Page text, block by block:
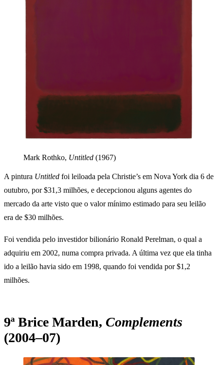
Mark Rothko, Untitled (1967)
A pintura Untitled foi leiloada pela Christie’s em Nova York dia 6 de
outubro, por $31,3 milhões, e decepcionou alguns agentes do
mercado da arte visto que o valor mínimo estimado para seu leilão
era de $30 milhões.
Foi vendida pelo investidor bilionário Ronald Perelman, o qual a
adquiriu em 2002, numa compra privada. A última vez que ela tinha
ido a leilão havia sido em 1998, quando foi vendida por $1,2
milhões.
9ª Brice Marden, Complements
(2004–07)